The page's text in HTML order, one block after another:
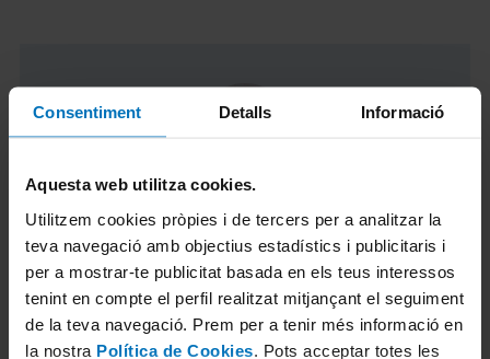
Consentiment Detalls Informació
Aquesta web utilitza cookies.
Utilitzem cookies pròpies i de tercers per a analitzar la
teva navegació amb objectius estadístics i publicitaris i
per a mostrar-te publicitat basada en els teus interessos
tenint en compte el perfil realitzat mitjançant el seguiment
de la teva navegació. Prem per a tenir més informació en
la nostra Política de Cookies . Pots acceptar totes les
Jasmina Vilaespasa
Responsable de Comunicació i Màrqueting
d'ITV a TÜV Rheinland
Llicenciada en periodisme i especialitzada